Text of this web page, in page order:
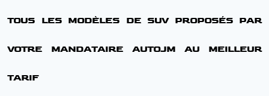
TOUS LES MODÈLES DE SUV PROPOSÉS PAR
VOTRE MANDATAIRE AUTOJM AU MEILLEUR
TARIF